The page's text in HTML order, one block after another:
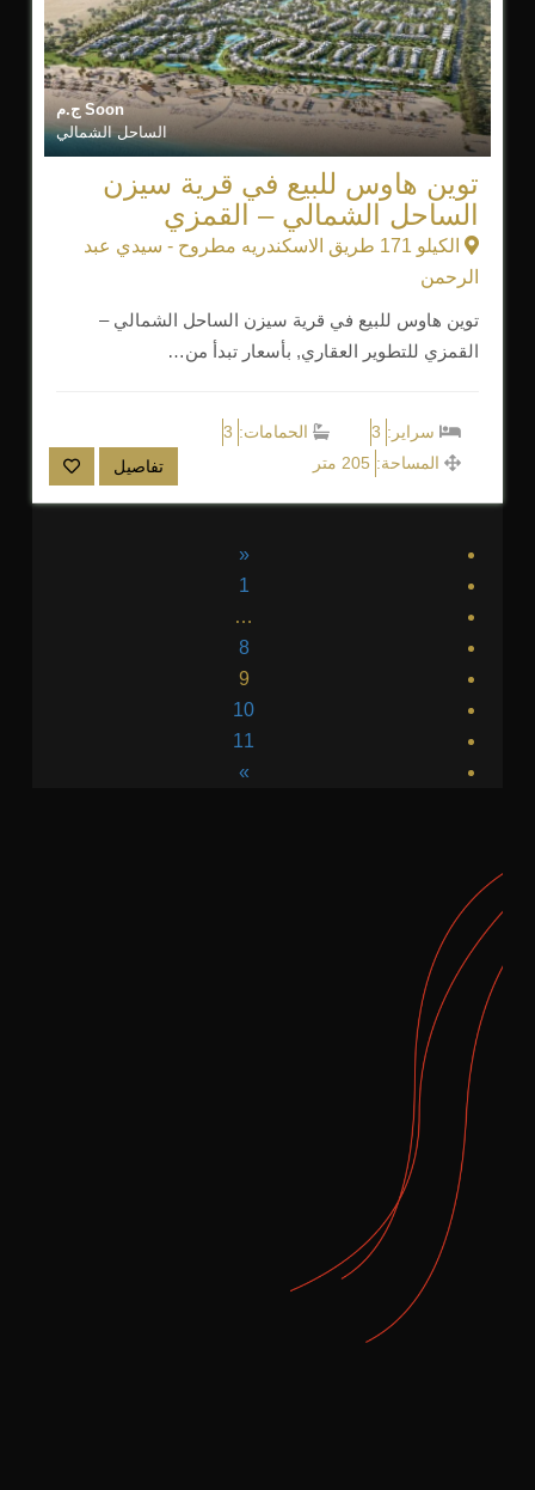
Soon ج.م
الساحل الشمالي
توين هاوس للبيع في قرية سيزن
الساحل الشمالي – القمزي
الكيلو 171 طريق الاسكندريه مطروح - سيدي عبد
الرحمن
توين هاوس للبيع في قرية سيزن الساحل الشمالي –
القمزي للتطوير العقاري, بأسعار تبدأ من…
سراير: 3 الحمامات: 3
المساحة: 205 متر تفاصيل
«
1
…
8
9
10
11
»